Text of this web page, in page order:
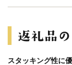
スタッキング性に